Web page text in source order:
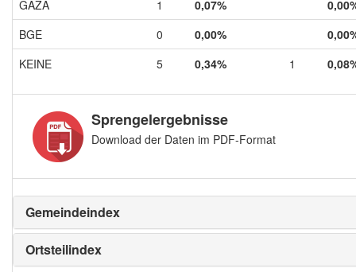
GAZA
1 0,07%
BGE
0 0,00%
KEINE
5 0,34% 1
Sprengelergebnisse
Download der Daten im PDF-Format
Gemeindeindex
Ortsteilindex